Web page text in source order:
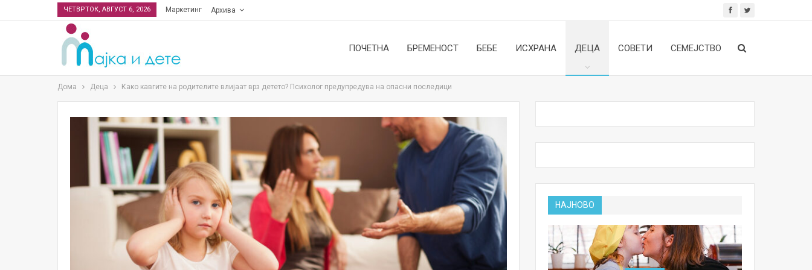
ЧЕТВРТОК, АВГУСТ 6, 2026 Маркетинг Архива
ПОЧЕТНА БРЕМЕНОСТ БЕБЕ ИСХРАНА ДЕЦА СОВЕТИ СЕМЕЈСТВО
Дома Деца Како кавгите на родителите влијаат врз детето? Психолог предупредува на опасни последици
НАЈНОВО
НОВОСТИ